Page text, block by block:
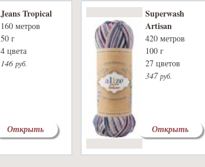
Jeans Tropical
160 метров
50 г
4 цвета
146руб.
Открыть
Superwash
Artisan
420 метров
100 г
27 цветов
347руб.
Открыть